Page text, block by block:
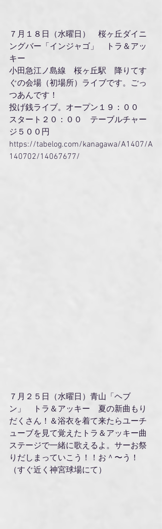
７月１８日（水曜日）　桜ヶ丘ダイニ
ングバー「インジャゴ」　トラ＆アッ
キー
小田急江ノ島線　桜ヶ丘駅　降りてす
ぐの会場（初場所）ライブです。ごっ
つあんです！
投げ銭ライブ。オープン１９：００
スタート２０：００　テーブルチャー
ジ５００円
https://tabelog.com/kanagawa/A1407/A
140702/14067677/
７月２５日（水曜日）青山「ヘブ
ン」　トラ＆アッキー　夏の新曲もり
だくさん！＆浴衣を着て来たらユーチ
ューブを見て覚えたトラ＆アッキー曲
ステージで一緒に歌えるよ。サーお祭
りだしまっていこう！！お＾〜う！
（すぐ近く神宮球場にて）